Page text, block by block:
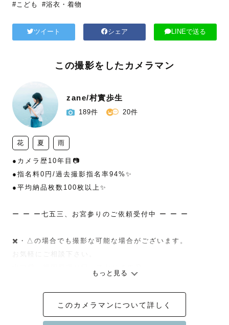
#こども
#浴衣・着物
ツイート シェア LINEで送る
この撮影をしたカメラマン
zane/村實歩生
189件 20件
花 夏 雨
●カメラ歴10年目📷
●指名料0円/過去撮影指名率94%✨
●平均納品枚数100枚以上✨
ー ー ー七五三、お宮参りのご依頼受付中 ー ー ー
✖️・△の場合でも撮影な可能な場合がございます。
お気軽にご相談下さい。
家族と一緒に。
友達と一緒に。
もっと見る
このカメラマンについて詳しく